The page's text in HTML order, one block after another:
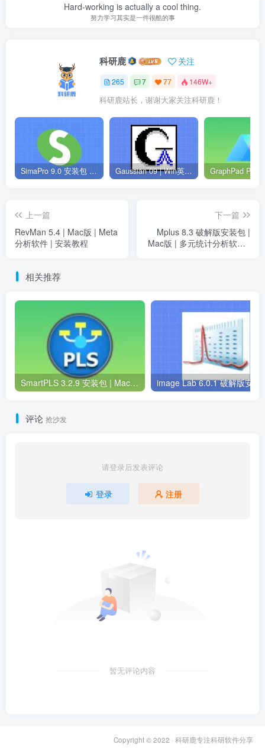
Hard-working is actually a cool thing.
努力学习其实是一件很酷的事
科研鹿 关注
265 7 77 146W+
科研鹿站长，谢谢大家关注科研鹿！
SimaPro 9.0 安装包 | Win英文版 | 生命周期评估软件 | 安装教程 Gaussian 09 | Win英文版 | 量子化学软件 | 安装教程
上一篇
RevMan 5.4 | Mac版 | Meta
分析软件 | 安装教程
下一篇
Mplus 8.3 破解版安装包 |
Mac版 | 多元统计分析软件 |
相关推荐
SmartPLS 3.2.9 安装包 | Mac中英版 | 统计分析软件 | 下载链接+安装教程
评论 抢沙发
请登录后发表评论
登录 注册
暂无评论内容
Copyright © 2022 · 科研鹿专注科研软件分享